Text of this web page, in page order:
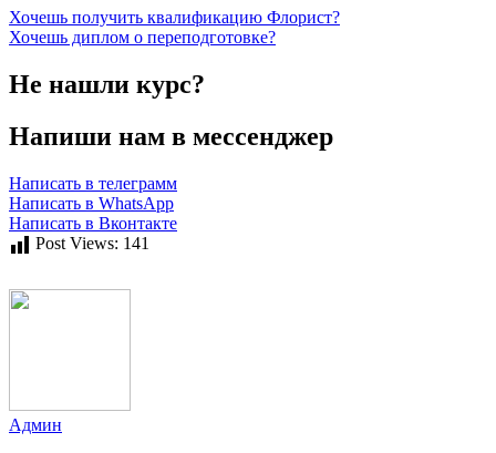
Хочешь получить квалификацию Флорист?
Хочешь диплом о переподготовке?
Не нашли курс?
Напиши нам в мессенджер
Написать в телеграмм
Написать в WhatsApp
Написать в Вконтакте
Post Views: 141
Админ